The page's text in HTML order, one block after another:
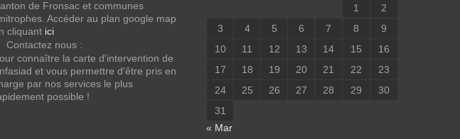
de Fronsac et communes
Accéder au plan google map
cliquant ici
Contactez nous :
connaître la carte d'intervention de
et vous permettre d'être pris en
par nos services le plus
possible !
1
2
3
4 5 6 7 8
9
10
11 12 13 14 15
16
17
18 19 20 21 22
23
24
25 26 27 28 29
30
31
« Mar